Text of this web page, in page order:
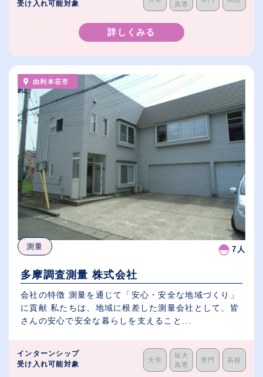
受け入れ可能対象 高専
詳しくみる
由利本荘市
測量 7人
多摩調査測量 株式会社
会社の特徴 測量を通じて「安心・安全な地域づくり」
に貢献 私たちは、地域に根差した測量会社として、皆
さんの安心で安全な暮らしを支えること...
インターンシップ
受け入れ可能対象
大学
短大
高専
専門 高校